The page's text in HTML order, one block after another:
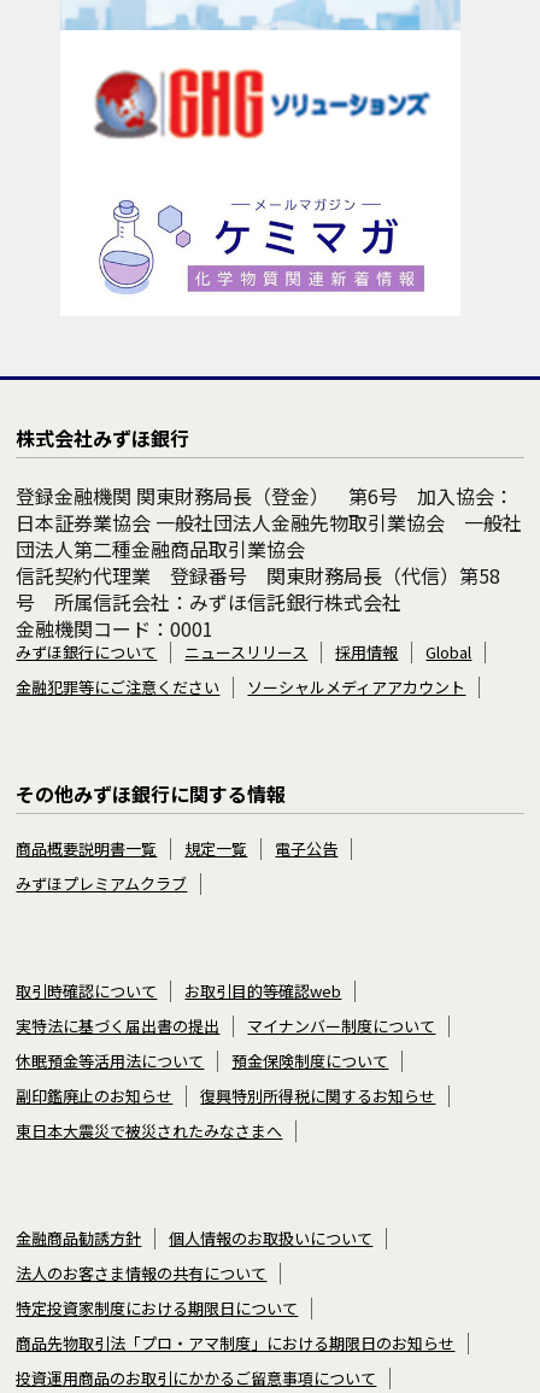
株式会社みずほ銀行
登録金融機関 関東財務局長（登金） 第6号 加入協会：
日本証券業協会 一般社団法人金融先物取引業協会 一般社
団法人第二種金融商品取引業協会
信託契約代理業 登録番号 関東財務局長（代信）第58
号 所属信託会社：みずほ信託銀行株式会社
金融機関コード：0001
みずほ銀行について ニュースリリース 採用情報
Global
金融犯罪等にご注意ください
ソーシャルメディアアカウント
その他みずほ銀行に関する情報
商品概要説明書一覧 規定一覧
電子公告
みずほプレミアムクラブ
取引時確認について
お取引目的等確認web
実特法に基づく届出書の提出
マイナンバー制度について
休眠預金等活用法について
預金保険制度について
副印鑑廃止のお知らせ
復興特別所得税に関するお知らせ
東日本大震災で被災されたみなさまへ
金融商品勧誘方針
個人情報のお取扱いについて
法人のお客さま情報の共有について
特定投資家制度における期限日について
商品先物取引法「プロ・アマ制度」における期限日のお知らせ
投資運用商品のお取引にかかるご留意事項について